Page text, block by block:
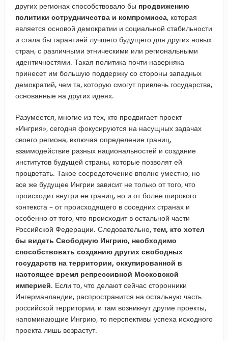
других регионах способствовало бы продвижению
политики сотрудничества и компромисса, которая
является основой демократии и социальной стабильности
и стала бы гарантией лучшего будущего для других новых
стран, с различными этническими или региональными
идентичностями. Такая политика почти наверняка
принесет им большую поддержку со стороны западных
демократий, чем та, которую смогут привлечь государства,
основанные на других идеях.
Разумеется, многие из тех, кто продвигает проект
«Ингрия», сегодня фокусируются на насущных задачах
своего региона, включая определение границ,
взаимодействие разных национальностей и создание
институтов будущей страны, которые позволят ей
процветать. Такое сосредоточение вполне уместно, но
все же будущее Ингрии зависит не только от того, что
происходит внутри ее границ, но и от более широкого
контекста – от происходящего в соседних странах и
особенно от того, что происходит в остальной части
Российской Федерации. Следовательно, тем, кто хотел
бы видеть Свободную Ингрию, необходимо
способствовать созданию других свободных
государств на территории, оккупированной в
настоящее время репрессивной Московской
империей. Если то, что делают сейчас сторонники
Ингерманландии, распространится на остальную часть
российской территории, и там возникнут другие проекты,
напоминающие Ингрию, то перспективы успеха исходного
проекта лишь возрастут.